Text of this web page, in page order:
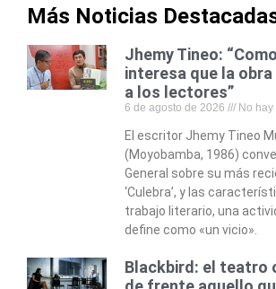
Más Noticias
Jhemy Tineo:
interesa que la
a los lectores”
6 de agosto de 2026 No
El escritor Jhemy Tineo
(Moyobamba, 1986)
General sobre su más
‘Culebra’, y las
trabajo literario, una
define como «un vicio».
Blackbird: el teatro